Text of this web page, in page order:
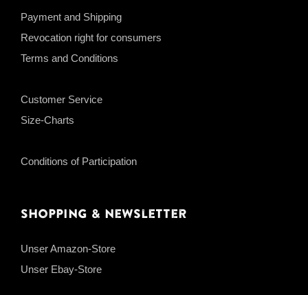
Payment and Shipping
Revocation right for consumers
Terms and Conditions
Customer Service
Size-Charts
Conditions of Participation
Shopping & Newsletter
Unser Amazon-Store
Unser Ebay-Store